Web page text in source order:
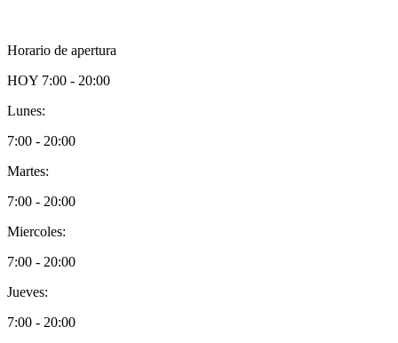
Horario de apertura
HOY 7:00 - 20:00
Lunes:
7:00 - 20:00
Martes:
7:00 - 20:00
Miercoles:
7:00 - 20:00
Jueves:
7:00 - 20:00